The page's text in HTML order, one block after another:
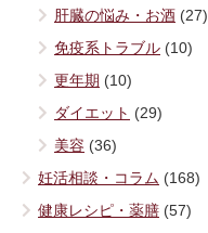
肝臓の悩み・お酒 (27)
免疫系トラブル (10)
更年期 (10)
ダイエット (29)
美容 (36)
妊活相談・コラム (168)
健康レシピ・薬膳 (57)